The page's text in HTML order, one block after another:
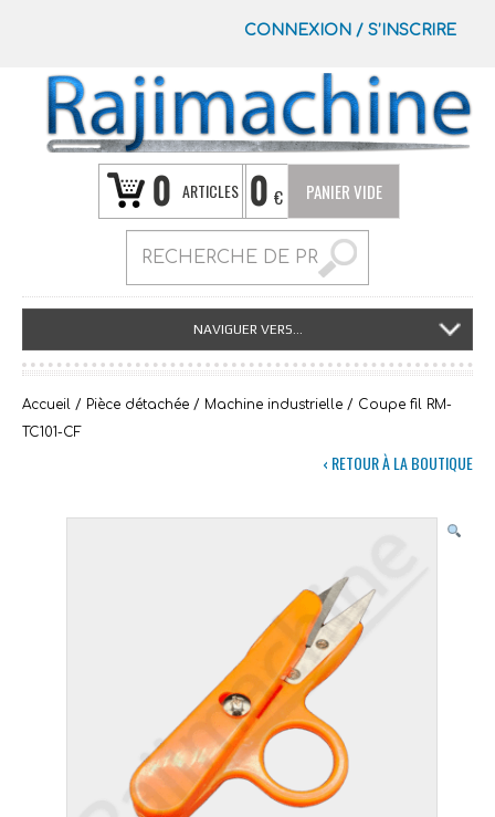
CONNEXION / S’INSCRIRE
0 ARTICLES 0 € PANIER VIDE
NAVIGUER VERS...
Accueil / Pièce détachée / Machine industrielle / Coupe fil RM-
TC101-CF
‹ RETOUR À LA BOUTIQUE